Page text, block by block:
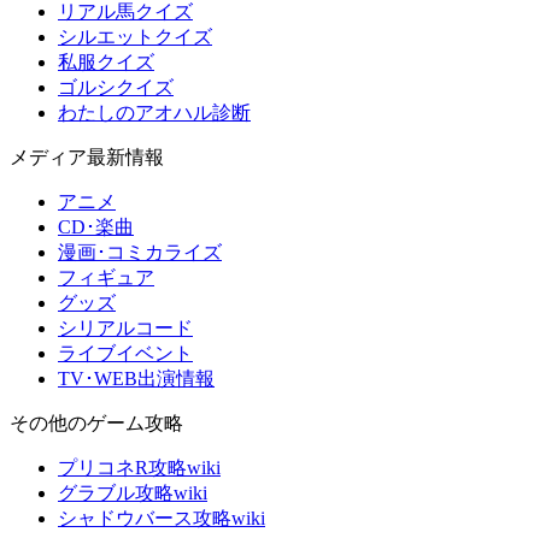
リアル馬クイズ
シルエットクイズ
私服クイズ
ゴルシクイズ
わたしのアオハル診断
メディア最新情報
アニメ
CD･楽曲
漫画･コミカライズ
フィギュア
グッズ
シリアルコード
ライブイベント
TV･WEB出演情報
その他のゲーム攻略
プリコネR攻略wiki
グラブル攻略wiki
シャドウバース攻略wiki